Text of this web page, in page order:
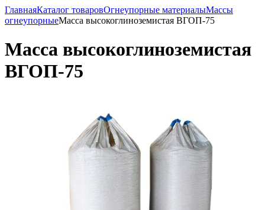
ГлавнаяКаталог товаровОгнеупорные материалыМассы
огнеупорныеМасса высокоглиноземистая ВГОП-75
Масса высокоглиноземистая
ВГОП-75